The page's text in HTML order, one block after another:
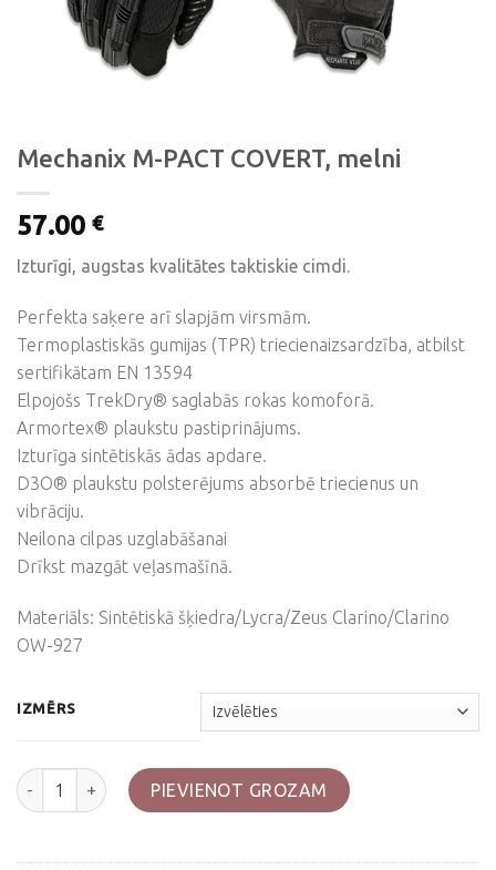
Mechanix M-PACT COVERT, melni
57.00 €
Izturīgi, augstas kvalitātes taktiskie cimdi.
Perfekta saķere arī slapjām virsmām.
Termoplastiskās gumijas (TPR) triecienaizsardzība, atbilst
sertifikātam EN 13594
Elpojošs TrekDry® saglabās rokas komoforā.
Armortex® plaukstu pastiprinājums.
Izturīga sintētiskās ādas apdare.
D3O® plaukstu polsterējums absorbē triecienus un
vibrāciju.
Neilona cilpas uzglabāšanai
Drīkst mazgāt veļasmašīnā.
Materiāls: Sintētiskā šķiedra/Lycra/Zeus Clarino/Clarino
OW-927
IZMĒRS
Mechanix M-PACT COVERT, melni daudzums
PIEVIENOT GROZAM